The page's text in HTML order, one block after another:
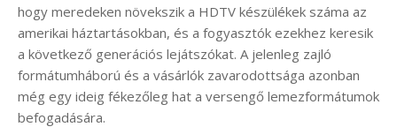
hogy meredeken növekszik a HDTV készülékek száma az
amerikai háztartásokban, és a fogyasztók ezekhez keresik
a következő generációs lejátszókat. A jelenleg zajló
formátumháború és a vásárlók zavarodottsága azonban
még egy ideig fékezőleg hat a versengő lemezformátumok
befogadására.